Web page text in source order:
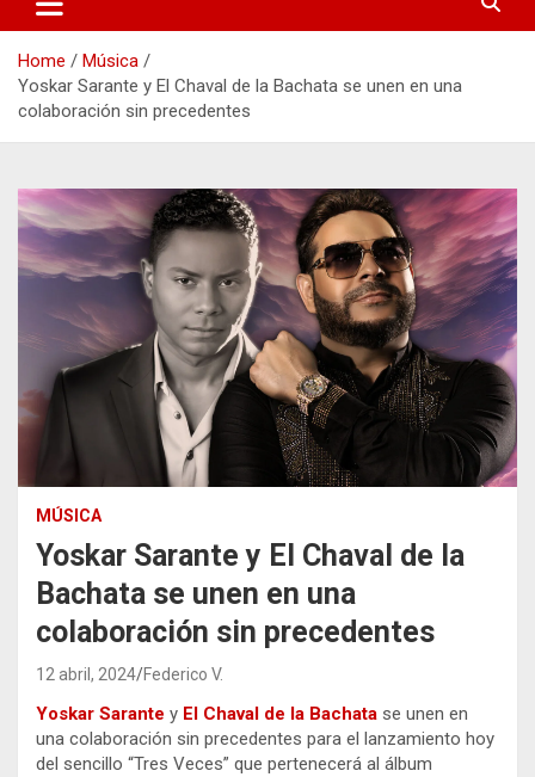
Home
Música
Yoskar Sarante y El Chaval de la Bachata se unen en una
colaboración sin precedentes
MÚSICA
Yoskar Sarante y El Chaval de la
Bachata se unen en una
colaboración sin precedentes
12 abril, 2024 Federico V.
Yoskar Sarante y El Chaval de la Bachata se unen en
una colaboración sin precedentes para el lanzamiento hoy
del sencillo “Tres Veces” que pertenecerá al álbum